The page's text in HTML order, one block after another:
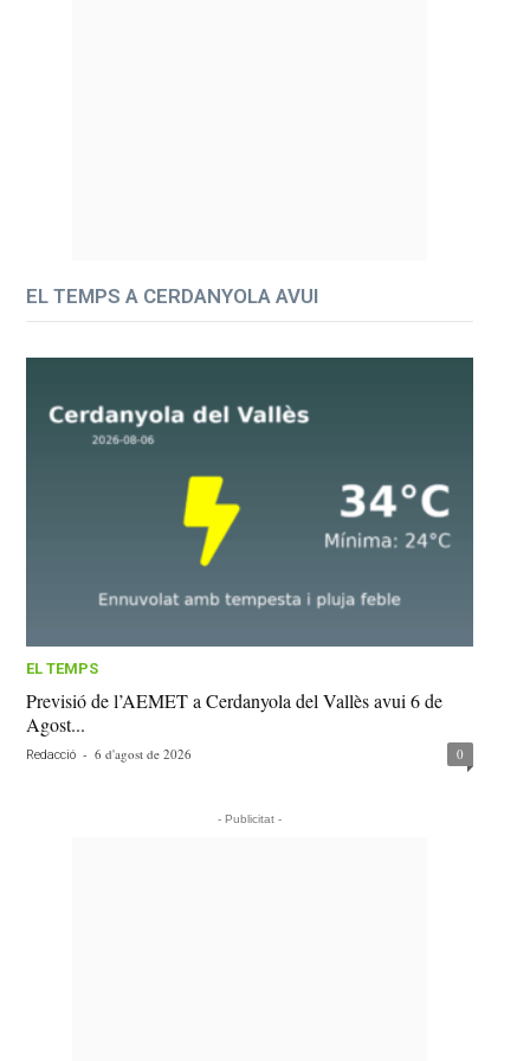
EL TEMPS A CERDANYOLA AVUI
EL TEMPS
Previsió de l’AEMET a Cerdanyola del Vallès avui 6 de
Agost...
Redacció - 6 d'agost de 2026 0
- Publicitat -